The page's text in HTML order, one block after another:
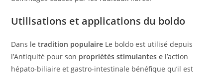
Utilisations et applications du boldo
Dans le tradition populaire Le boldo est utilisé depuis
l’Antiquité pour son propriétés stimulantes e l’action
hépato-biliaire et gastro-intestinale bénéfique qu’il est